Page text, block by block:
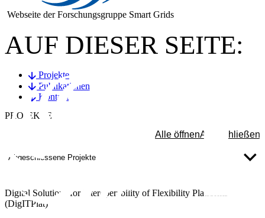
Webseite der Forschungsgruppe Smart Grids
AUF DIESER SEITE:
Projekte
Publikationen
Kontakt
PROJEKTE
Alle öffnenAlle schließen
Abgeschlossene Projekte
Digital Solutions for Interoperability of Flexibility Platforms
(DigITPlat)